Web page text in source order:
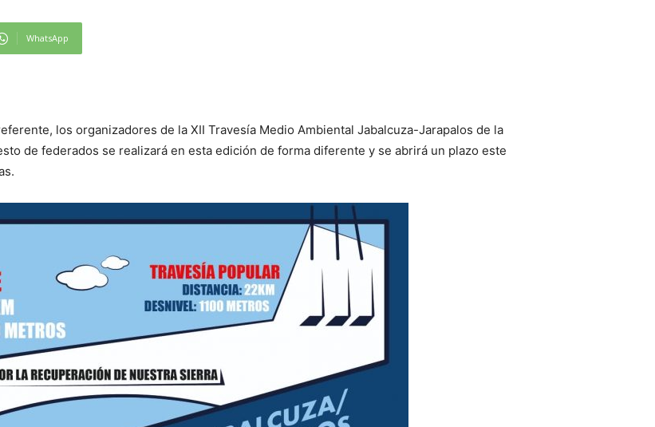
WhatsApp
los organizadores de la XII Travesía Medio Ambiental Jabalcuza-Jarapalos de la
de federados se realizará en esta edición de forma diferente y se abrirá un plazo este